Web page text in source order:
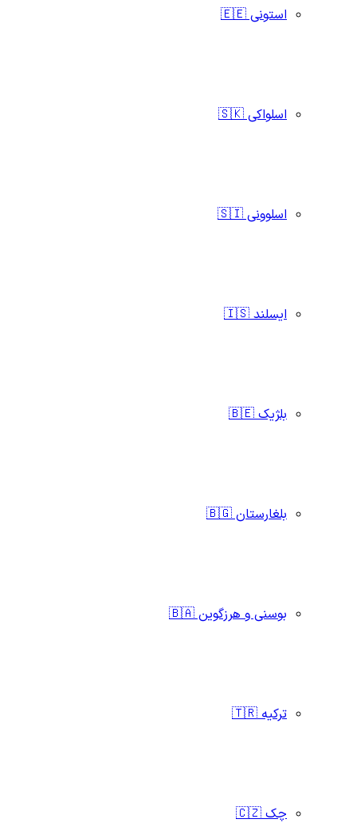
استونی 🇪🇪
اسلواکی 🇸🇰
اسلوونی 🇸🇮
ایسلند 🇮🇸
بلژیک 🇧🇪
بلغارستان 🇧🇬
بوسنی و هرزگوین 🇧🇦
ترکیه 🇹🇷
چک 🇨🇿